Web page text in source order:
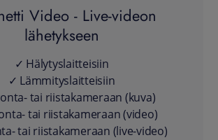
Video - Live-videon
lähetykseen
✓ Hälytyslaitteisiin
✓ Lämmityslaitteisiin
tai riistakameraan (kuva)
tai riistakameraan (video)
tai riistakameraan (live-video)